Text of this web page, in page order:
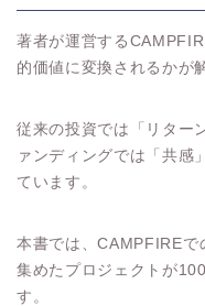
著者が運営する
的価値に変換されるかが
従来の投資では「リター
ァンディングでは「共感
ています。
本書では、CAMPFIRE
集めたプロジェクトが
す。